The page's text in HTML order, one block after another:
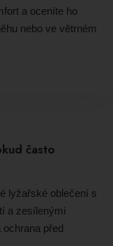
a oceníte ho
nebo ve větrném
často
lyžařské oblečení s
a zesílenými
před